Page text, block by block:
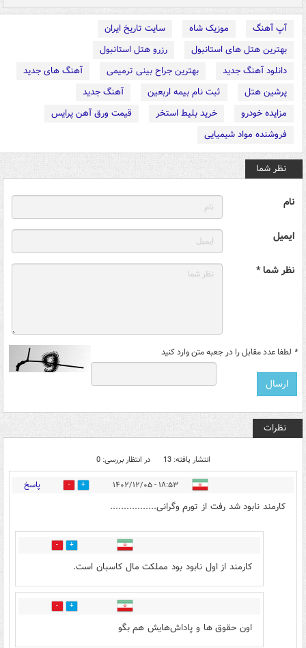
آپ آهنگ موزیک شاه
سایت تاریخ ایران
بهترین هتل های استانبول
رزرو هتل استانبول
دانلود آهنگ جدید
بهترین جراح بینی ترمیمی
آهنگ های جدید
پرشین هتل
ثبت نام بیمه اربعین
آهنگ جدید
مزایده خودرو
خرید بلیط استخر
قیمت ورق آهن پرایس
فروشنده مواد شیمیایی
نظر شما
نام
ایمیل
نظر شما *
* لطفا عدد مقابل را در جعبه متن وارد کنید
نظرات
انتشار یافته: 13 در انتظار بررسی: 0
۱۸:۵۳ - ۱۴۰۲/۱۲/۰۵ 10 پاسخ
کارمند نابود شد رفت از تورم وگرانی.................
4
کارمند از اول نابود بود مملکت مال کاسبان است.
1
اون حقوق ها و پاداش‌هایش هم بگو